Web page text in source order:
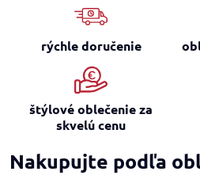
rýchle doručenie
štýlové oblečenie za
skvelú cenu
Nakupujte podľa